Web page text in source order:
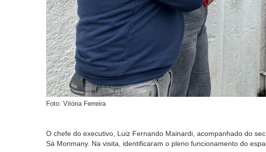
Foto: Vitória Ferreira
O chefe do executivo, Luiz Fernando Mainardi, acompanhado do
Sá Monmany. Na visita, identificaram o pleno funcionamento do